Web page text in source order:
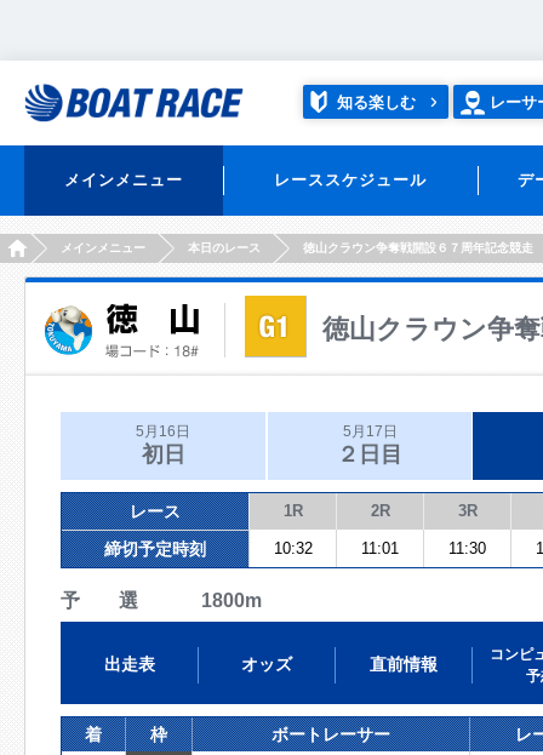
知る楽しむ レーサ
メインメニュー レーススケジュール デ
HOMEメインメニュー 本日のレース 徳山クラウン争奪戦開設６７周年記念競走
徳山クラウン争
5月16日
初日
5月17日
２日目
レース 1R 2R 3R
締切予定時刻 10:32 11:01 11:30
予 選 1800m
出走表 オッズ 直前情報
コンピ
予
着 枠 ボートレーサー レ